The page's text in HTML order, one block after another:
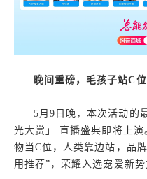
晚间重磅，毛孩子站C
5月9日晚，本次活动的
光大赏」 直播盛典即将上
物当C位，人类靠边站，品
用推荐”，荣耀入选宠爱新势